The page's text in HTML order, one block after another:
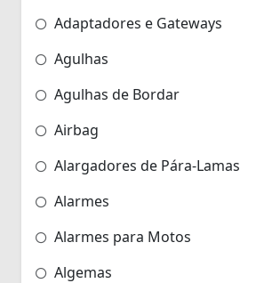
Adaptadores e Gateways
Agulhas
Agulhas de Bordar
Airbag
Alargadores de Pára-Lamas
Alarmes
Alarmes para Motos
Algemas